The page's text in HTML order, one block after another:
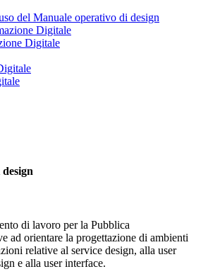
del Manuale operativo di design
Digitale
di lavoro per la Pubblica
ad orientare la progettazione di ambienti
relative al service design, alla user
e alla user interface.